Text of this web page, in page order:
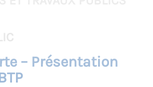
– Présentation